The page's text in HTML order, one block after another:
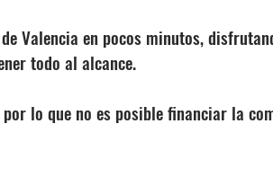
Valencia en pocos minutos,
todo al alcance.
por lo que no es posible financiar la